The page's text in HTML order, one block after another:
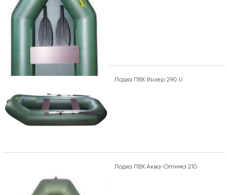
Лодка ПВХ Инзер 290 U
Лодка ПВХ Аква-Оптима 210